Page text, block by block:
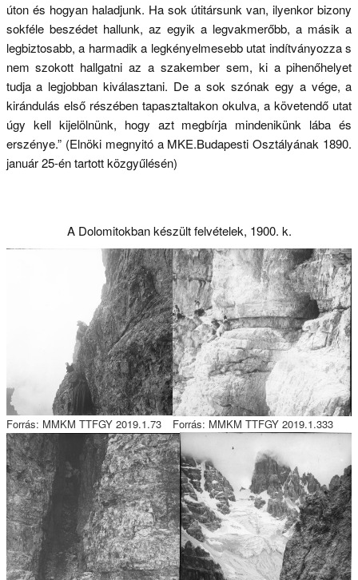
úton és hogyan haladjunk. Ha sok útitársunk van, ilyenkor bizony
sokféle beszédet hallunk, az egyik a legvakmerőbb, a másik a
legbiztosabb, a harmadik a legkényelmesebb utat indítványozza s
nem szokott hallgatni az a szakember sem, ki a pihenőhelyet
tudja a legjobban kiválasztani. De a sok szónak egy a vége, a
kirándulás első részében tapasztaltakon okulva, a követendő utat
úgy kell kijelölnünk, hogy azt megbírja mindenikünk lába és
erszénye.” (Elnöki megnyitó a MKE.Budapesti Osztályának 1890.
január 25-én tartott közgyűlésén)
A Dolomitokban készült felvételek, 1900. k.
Forrás: MMKM TTFGY 2019.1.73 Forrás: MMKM TTFGY 2019.1.333